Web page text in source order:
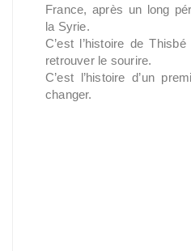
France, après un long
la Syrie.
C’est l’histoire de
retrouver le sourire.
C’est l’histoire d’un
changer.